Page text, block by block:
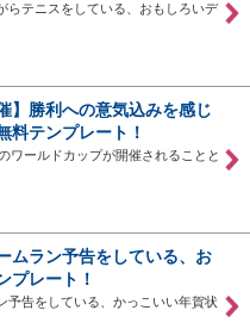
らテニスをしている、おもしろいデ
】勝利への意気込みを感じ
料テンプレート！
ワールドカップが開催されることと
ムラン予告をしている、お
プレート！
予告をしている、かっこいい年賀状